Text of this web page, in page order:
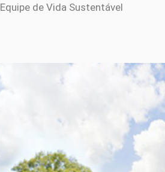
Equipe de Vida Sustentável